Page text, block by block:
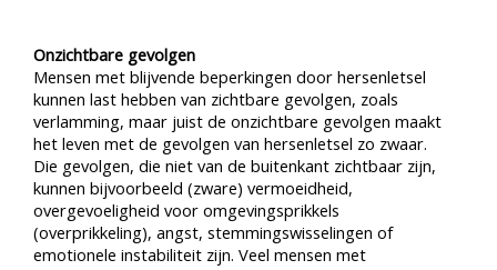
Onzichtbare gevolgen
Mensen met blijvende beperkingen door hersenletsel
kunnen last hebben van zichtbare gevolgen, zoals
verlamming, maar juist de onzichtbare gevolgen maakt
het leven met de gevolgen van hersenletsel zo zwaar.
Die gevolgen, die niet van de buitenkant zichtbaar zijn,
kunnen bijvoorbeeld (zware) vermoeidheid,
overgevoeligheid voor omgevingsprikkels
(overprikkeling), angst, stemmingswisselingen of
emotionele instabiliteit zijn. Veel mensen met